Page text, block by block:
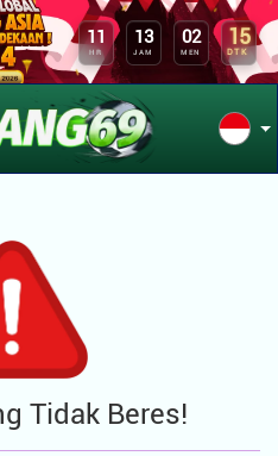
11
HR
13
JAM
02
MEN
15
DTK
Tidak Beres!